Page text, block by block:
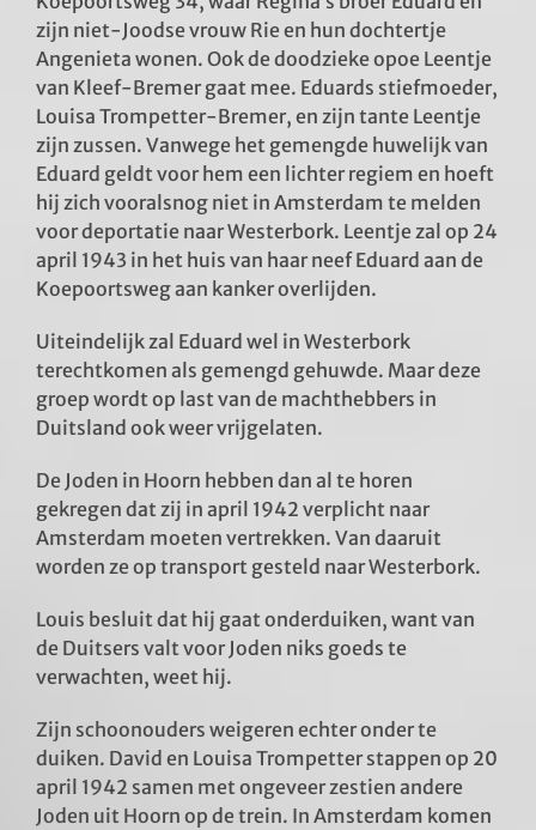
zijn niet-Joodse vrouw Rie en hun dochtertje
Angenieta wonen. Ook de doodzieke opoe Leentje
van Kleef-Bremer gaat mee. Eduards stiefmoeder,
Louisa Trompetter-Bremer, en zijn tante Leentje
zijn zussen. Vanwege het gemengde huwelijk van
Eduard geldt voor hem een lichter regiem en hoeft
hij zich vooralsnog niet in Amsterdam te melden
voor deportatie naar Westerbork. Leentje zal op 24
april 1943 in het huis van haar neef Eduard aan de
Koepoortsweg aan kanker overlijden.
Uiteindelijk zal Eduard wel in Westerbork
terechtkomen als gemengd gehuwde. Maar deze
groep wordt op last van de machthebbers in
Duitsland ook weer vrijgelaten.
De Joden in Hoorn hebben dan al te horen
gekregen dat zij in april 1942 verplicht naar
Amsterdam moeten vertrekken. Van daaruit
worden ze op transport gesteld naar Westerbork.
Louis besluit dat hij gaat onderduiken, want van
de Duitsers valt voor Joden niks goeds te
verwachten, weet hij.
Zijn schoonouders weigeren echter onder te
duiken. David en Louisa Trompetter stappen op 20
april 1942 samen met ongeveer zestien andere
Joden uit Hoorn op de trein. In Amsterdam komen